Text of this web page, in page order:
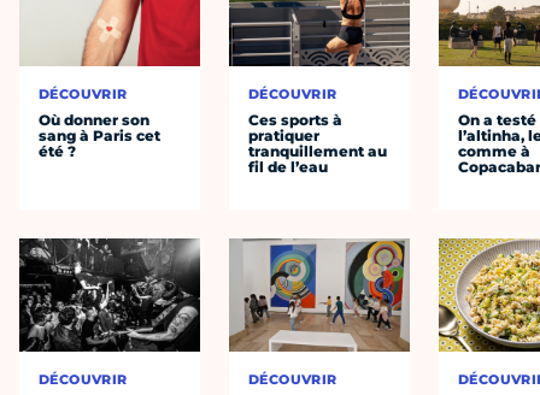
DÉCOUVRIR
Où donner son
sang à Paris cet
été ?
DÉCOUVRIR
DÉCOUVRIR
Ces sports à
pratiquer
tranquillement au
fil de l’eau
DÉCOUVRIR
On a testé
l’altinha,
comme à